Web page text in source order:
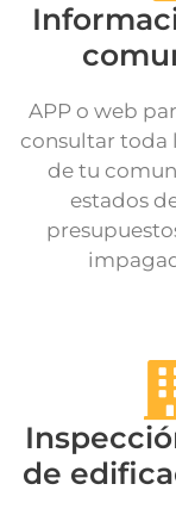
APP o web
consultar toda
de tu
estados
de